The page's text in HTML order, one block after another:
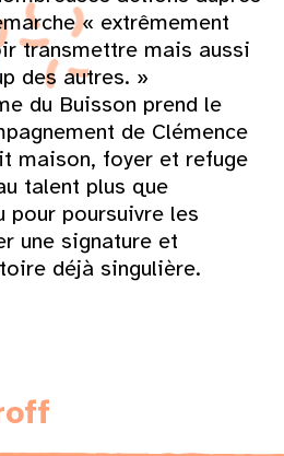
« extrêmement
transmettre mais aussi
des autres. »
du Buisson prend le
de Clémence
maison, foyer et refuge
talent plus que
pour poursuivre les
une signature et
déjà singulière.